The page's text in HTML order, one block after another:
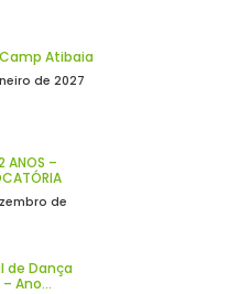
Atibaia
de 2027
ANOS –
de
de Dança
Ano...